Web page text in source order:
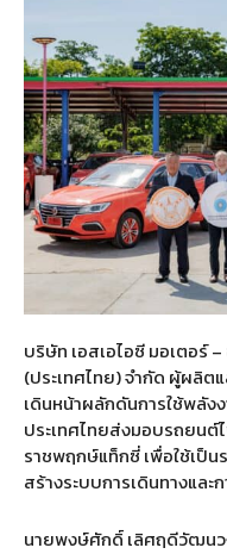
บริษัท เอสเอไอซี มอเตอร์
(ประเทศไทย) จำกัด ผู้ผลิต
เดินหน้าผลักดันการใช้พลัง
ประเทศไทยส่งมอบรถยนต์
ราชพฤกษ์แท็กซี่ เพื่อใช้เป็
สร้างระบบการเดินทางแล
นายพงษ์ศักดิ์ เลิศฤดีวัฒนว